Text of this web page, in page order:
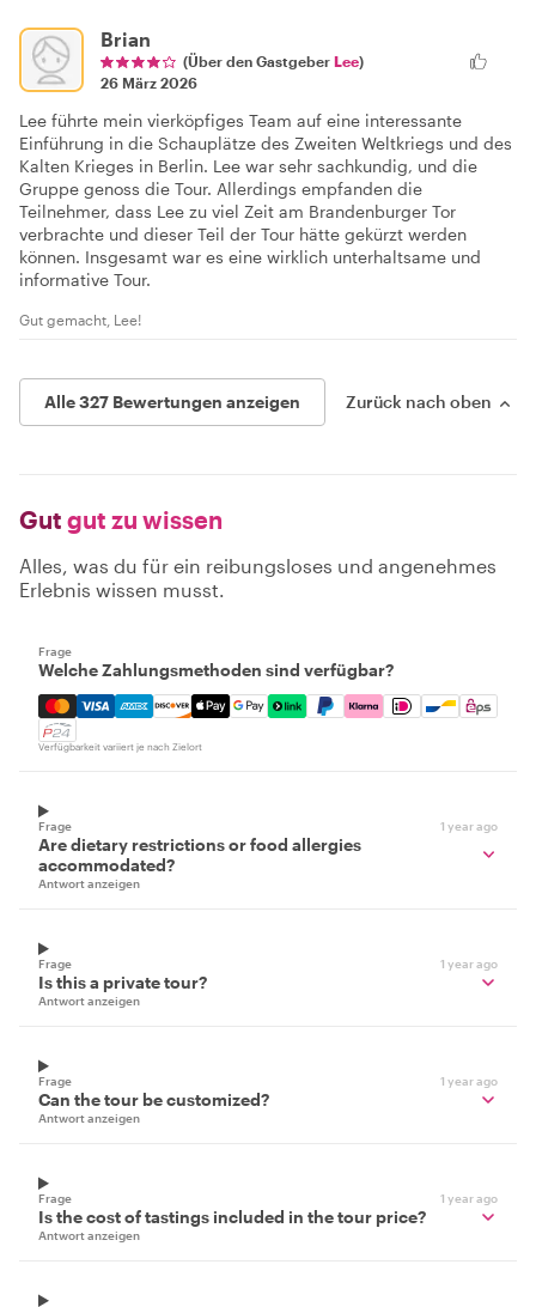
Brian
(Über den Gastgeber Lee)
26 März 2026
Lee führte mein vierköpfiges Team auf eine interessante
Einführung in die Schauplätze des Zweiten Weltkriegs und des
Kalten Krieges in Berlin. Lee war sehr sachkundig, und die
Gruppe genoss die Tour. Allerdings empfanden die
Teilnehmer, dass Lee zu viel Zeit am Brandenburger Tor
verbrachte und dieser Teil der Tour hätte gekürzt werden
können. Insgesamt war es eine wirklich unterhaltsame und
informative Tour.
Gut gemacht, Lee!
Alle 327 Bewertungen anzeigen Zurück nach oben
Gut gut zu wissen
Alles, was du für ein reibungsloses und angenehmes
Erlebnis wissen musst.
Frage
Welche Zahlungsmethoden sind verfügbar?
Mastercard, Visa, Amex, Discover, Apple Pay, Google
Verfügbarkeit variiert je nach Zielort
Frage 1 year ago
Are dietary restrictions or food allergies
accommodated?
Antwort anzeigen
Frage 1 year ago
Is this a private tour?
Antwort anzeigen
Frage 1 year ago
Can the tour be customized?
Antwort anzeigen
Frage 1 year ago
Is the cost of tastings included in the tour price?
Antwort anzeigen